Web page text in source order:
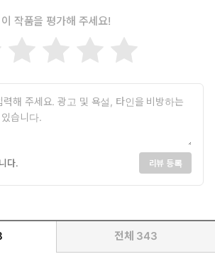
는 자괴감이 미풍처럼 그녀의 머리카락을
재킷을 의자에 툭, 걸치며 마침내 그녀를 돌
딱하게 구는 게 얼음장 위에 맨발을 딛고 서
와 다르게 태준의 허옇도록 차가운 시선은 참
다.
그는 어쩌면 저렇게 엄숙하고 투명할 수 있
의 목소리가 진공에 갇힌 낙엽처럼 공중에 걸
이 작품을 평가해 주세요!
다. 리뷰 등록
전체 343